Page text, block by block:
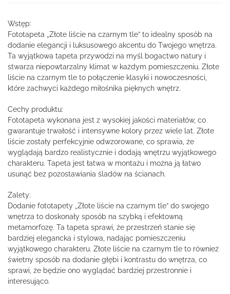
Wstęp:
Fototapeta „Złote liście na czarnym tle” to idealny sposób na
dodanie elegancji i luksusowego akcentu do Twojego wnętrza.
Ta wyjątkowa tapeta przywodzi na myśl bogactwo natury i
stwarza niepowtarzalny klimat w każdym pomieszczeniu. Złote
liście na czarnym tle to połączenie klasyki i nowoczesności,
które zachwyci każdego miłośnika pięknych wnętrz.
Cechy produktu:
Fototapeta wykonana jest z wysokiej jakości materiałów, co
gwarantuje trwałość i intensywne kolory przez wiele lat. Złote
liście zostały perfekcyjnie odwzorowane, co sprawia, że
wyglądają bardzo realistycznie i dodają wnętrzu wyjątkowego
charakteru. Tapeta jest łatwa w montażu i można ją łatwo
usunąć bez pozostawiania śladów na ścianach.
Zalety:
Dodanie fototapety „Złote liście na czarnym tle” do swojego
wnętrza to doskonały sposób na szybką i efektowną
metamorfozę. Ta tapeta sprawi, że przestrzeń stanie się
bardziej elegancka i stylowa, nadając pomieszczeniu
wyjątkowego charakteru. Złote liście na czarnym tle to również
świetny sposób na dodanie głębi i kontrastu do wnętrza, co
sprawi, że będzie ono wyglądać bardziej przestronnie i
interesująco.